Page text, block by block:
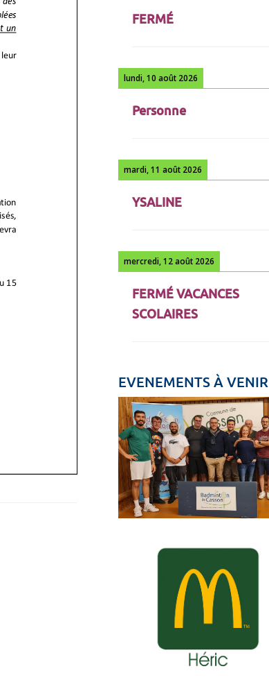
FERMÉ
lundi, 10 août 2026
Personne
mardi, 11 août 2026
YSALINE
mercredi, 12 août 2026
FERMÉ VACANCES
SCOLAIRES
EVENEMENTS À VENIR